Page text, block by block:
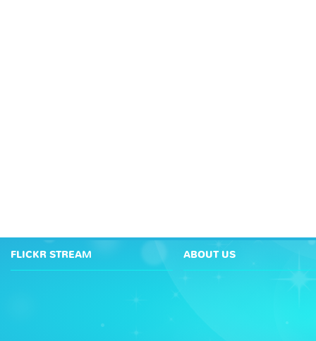
FLICKR STREAM ABOUT US